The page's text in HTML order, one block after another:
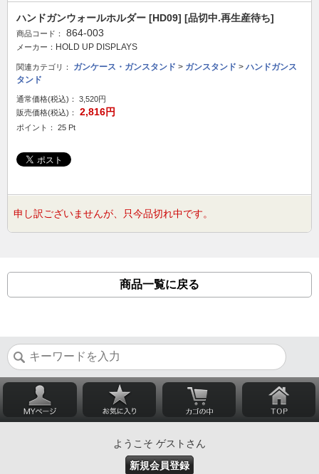
ハンドガンウォールホルダー [HD09] [品切中.再生産待ち]
商品コード： 864-003
メーカー： HOLD UP DISPLAYS
関連カテゴリ： ガンケース・ガンスタンド > ガンスタンド > ハンドガンス
タンド
通常価格(税込)：
3,520円
販売価格(税込)：
2,816円
ポイント： 25 Pt
申し訳ございませんが、只今品切れ中です。
商品一覧に戻る
ようこそ ゲストさん
新規会員登録